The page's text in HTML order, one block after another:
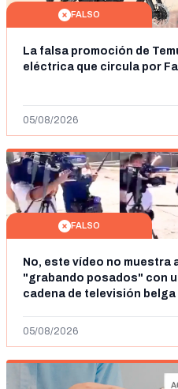
FALSO
La falsa promoción de
eléctrica que circula por
05/08/2026
FALSO
No, este vídeo no muestra
"grabando posados" con
cadena de televisión belga
05/08/2026